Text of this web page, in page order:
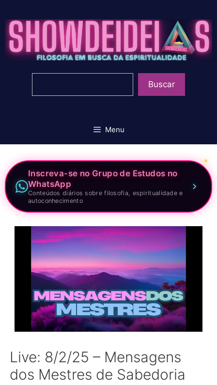
para
conteúdo
Buscar
Menu
Inscreva-se no Grupo de Estudos no
WhatsApp
Conteúdos diários sobre filosofia, espiritualidade e
autoconhecimento
Live: 8/2/25 – Mensagens
dos Mestres de Sabedoria